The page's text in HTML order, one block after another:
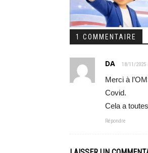
1 COMMENTAIRE
DA 18/11/2025
Merci à
Covid.
Cela a
Répondre